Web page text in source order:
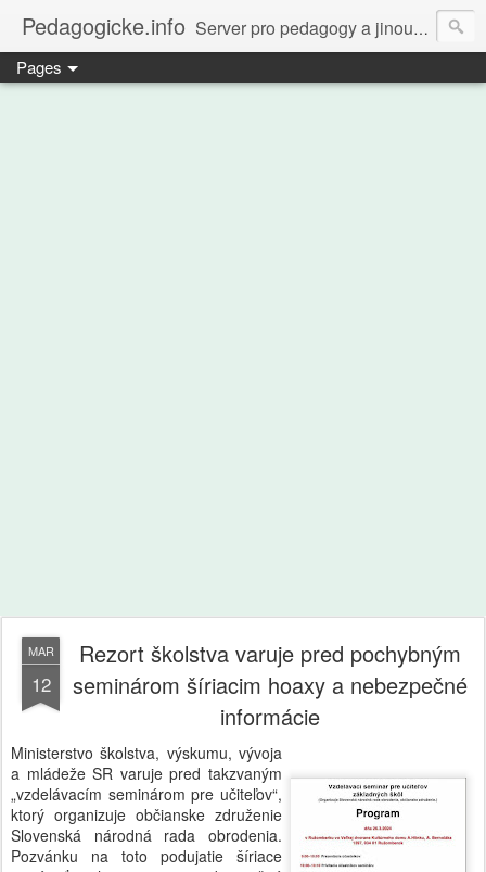
Pedagogicke.info Server pro pedagogy a jinou zvířenu
Pages
MAR
12
Rezort školstva varuje pred pochybným
seminárom šíriacim hoaxy a nebezpečné
informácie
Ministerstvo školstva, výskumu, vývoja
a mládeže SR varuje pred takzvaným
„vzdelávacím seminárom pre učiteľov“,
ktorý organizuje občianske združenie
Slovenská národná rada obrodenia.
Pozvánku na toto podujatie šíriace